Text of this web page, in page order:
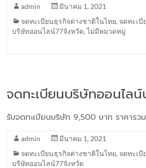
admin
มีนาคม 1, 2021
จดทะเบียนธุรกิจต่างชาติในไทย, จดทะเ
บริษัทออนไลน์77จังหวัด,ไม่มีหมวดหมู่
จดทะเบียนบริษัทออนไลน์
รับจดทะเบียนบริษัท 9,500 บาท ราคารว
admin
มีนาคม 1, 2021
จดทะเบียนธุรกิจต่างชาติในไทย, จดทะเ
บริษัทออนไลน์77จังหวัด